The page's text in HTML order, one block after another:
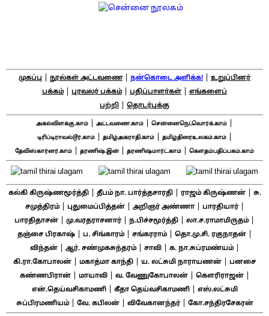
முகப்பு நூல்கள் அட்டவணை| நன்கொடை அளிக்க!
உறுப்பினர்
பக்கம்| புரவலர் பக்கம்| பதிப்பாளர்கள்
எங்களைப்
பற்றி
தொடர்புக்கு
அகல்விளக்கு.காம் அட்டவணை.காம் சென்னைநெட்வொர்க்.காம்
டிரிப்டிராவல்டூர்.காம்| தமிழ்அகராதி.காம்| தமிழ்திரைஉலகம்.காம்|
தேவிஸ்கார்னர்.காம் தரணிஷ்.இன்| தரணிஷ்மார்ட்.காம் கௌதம்பதிப்பகம்.காம்
கல்கி கிருஷ்ணமூர்த்தி| தீபம் நா. பார்த்தசாரதி| ராஜம் கிருஷ்ணன்|
சு.
சமுத்திரம்| புதுமைப்பித்தன்| அறிஞர் அண்ணா| பாரதியார்|
பாரதிதாசன் மு.வரதராசனார்| ந.பிச்சமூர்த்தி லா.ச.ராமாமிருதம்|
தஞ்சை பிரகாஷ்| ப. சிங்காரம்| சங்கரராம்| தொ.மு.சி. ரகுநாதன்|
விந்தன்| ஆர். சண்முகசுந்தரம்| சாவி| க. நா.சுப்ரமண்யம்|
கி.ரா.கோபாலன் மகாத்மா காந்தி ய. லட்சுமி நாராயணன்
பனசை
கண்ணபிரான்| மாயாவி| வ. வேணுகோபாலன்| கௌரிராஜன்|
என்.தெய்வசிகாமணி| கீதா தெய்வசிகாமணி|
எஸ்.லட்சுமி
சுப்பிரமணியம்| வே. கபிலன்| விவேகானந்தர்| கோ.சந்திரசேகரன்